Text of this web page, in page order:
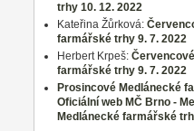
trhy 10. 12. 2022
Kateřina Žůrková:
farmářské trhy 9. 7. 2022
Herbert Krpeš:
farmářské trhy 9. 7. 2022
Prosincové Medlánecké
Oficiální web MČ Brno -
Medlánecké farmářské